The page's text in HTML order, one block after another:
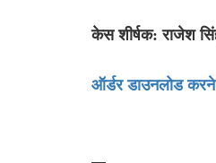
केस शीर्षक: राजेश
ऑर्डर डाउनलोड